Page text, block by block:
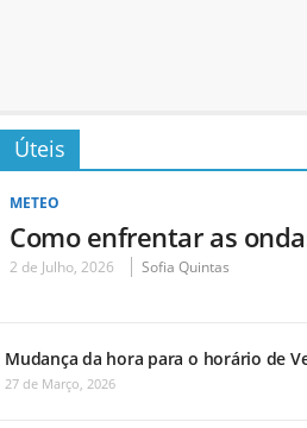
Úteis
METEO
Como enfrentar as
2 de Julho, 2026 Sofia Quintas
Mudança da hora para o horário de
27 de Março, 2026